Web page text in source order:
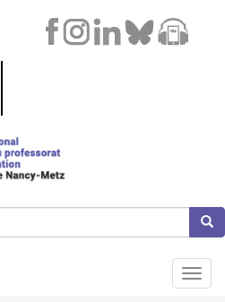
Image
Lien